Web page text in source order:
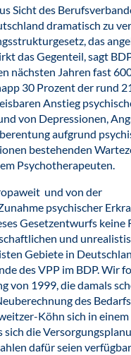
Sicht des
dramatisch zu
das
das Gegenteil, sagt
nächsten Jahren fast
30 Prozent der rund
Anstieg
von Depressionen,
aufgrund
bestehenden
Psychotherapeuten.
und von der
psychischer
Gesetzentwurfs keine
und
Gebiete in
des VPP im BDP. Wir
von 1999, die damals
des
Köhn sich in
sich die
dafür seien